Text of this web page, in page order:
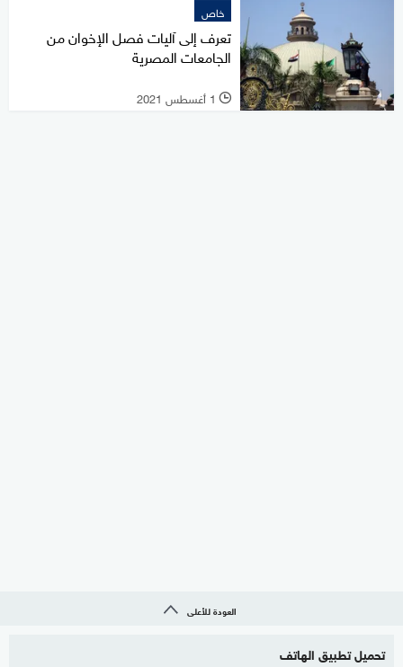
خاص
تعرف إلى آليات فصل الإخوان من
الجامعات المصرية
l 1 أغسطس 2021
العودة للأعلى
تحميل تطبيق الهاتف